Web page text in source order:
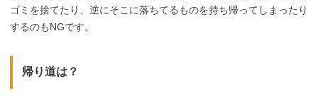
ゴミを捨てたり、逆にそこに落ちてるものを持ち帰ってしまったり
するのもNGです。
帰り道は？